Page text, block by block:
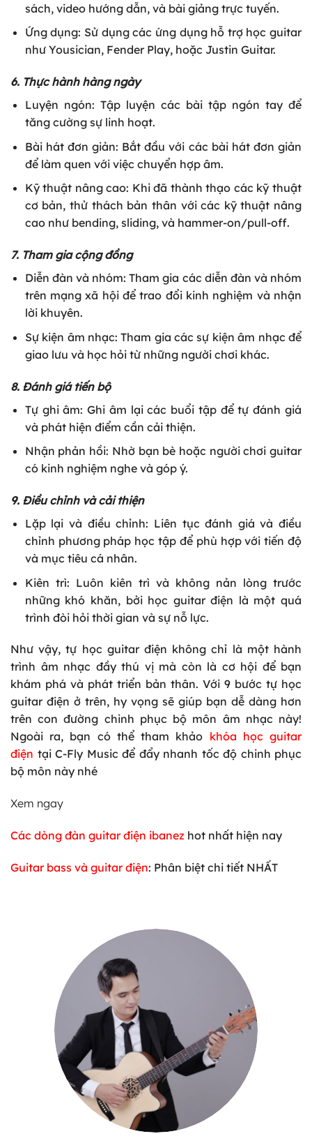
sách, video hướng dẫn, và bài giảng trực tuyến.
Ứng dụng: Sử dụng các ứng dụng hỗ trợ học guitar
như Yousician, Fender Play, hoặc Justin Guitar.
6. Thực hành hàng ngày
Luyện ngón: Tập luyện các bài tập ngón tay để
tăng cường sự linh hoạt.
Bài hát đơn giản: Bắt đầu với các bài hát đơn giản
để làm quen với việc chuyển hợp âm.
Kỹ thuật nâng cao: Khi đã thành thạo các kỹ thuật
cơ bản, thử thách bản thân với các kỹ thuật nâng
cao như bending, sliding, và hammer-on/pull-off.
7. Tham gia cộng đồng
Diễn đàn và nhóm: Tham gia các diễn đàn và nhóm
trên mạng xã hội để trao đổi kinh nghiệm và nhận
lời khuyên.
Sự kiện âm nhạc: Tham gia các sự kiện âm nhạc để
giao lưu và học hỏi từ những người chơi khác.
8. Đánh giá tiến bộ
Tự ghi âm: Ghi âm lại các buổi tập để tự đánh giá
và phát hiện điểm cần cải thiện.
Nhận phản hồi: Nhờ bạn bè hoặc người chơi guitar
có kinh nghiệm nghe và góp ý.
9. Điều chỉnh và cải thiện
Lặp lại và điều chỉnh: Liên tục đánh giá và điều
chỉnh phương pháp học tập để phù hợp với tiến độ
và mục tiêu cá nhân.
Kiên trì: Luôn kiên trì và không nản lòng trước
những khó khăn, bởi học guitar điện là một quá
trình đòi hỏi thời gian và sự nỗ lực.
Như vậy, tự học guitar điện không chỉ là một hành
trình âm nhạc đầy thú vị mà còn là cơ hội để bạn
khám phá và phát triển bản thân. Với 9 bước tự học
guitar điện ở trên, hy vọng sẽ giúp bạn dễ dàng hơn
trên con đường chinh phục bộ môn âm nhạc này!
Ngoài ra, bạn có thể tham khảo khóa học guitar
điện tại C-Fly Music để đẩy nhanh tốc độ chinh phục
bộ môn này nhé
Xem ngay
Các dòng đàn guitar điện ibanez hot nhất hiện nay
Guitar bass và guitar điện: Phân biệt chi tiết NHẤT